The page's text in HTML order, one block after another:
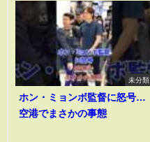
未分類
ホン・ミョンボ監督に怒号…
空港でまさかの事態